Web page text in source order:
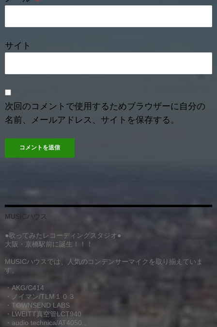
サイト
次回のコメントで使用するためブラウザーに自分の
名前、メールアドレス、サイトを保存する。
MUSICハウス
●歌ってみたレコーディングスタジオ●
大阪・京橋駅前に誕生！！！
MUSICハウスでは、人気のコンデンサーマイクを取り揃えていま
す。
・AKG/C414
・ノイマン/TLM１０３
・TOWNSEND LABS
・LWEITT真空管LCT940
・audio technica/AT4050.。